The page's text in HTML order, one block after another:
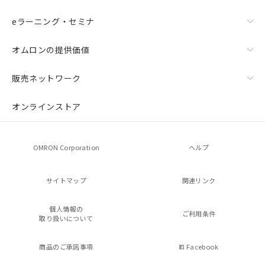
eラーニング・セミナ
オムロンの提供価値
販売ネットワーク
オンラインストア
OMRON Corporation ヘルプ
サイトマップ 関連リンク
個人情報の
取り扱いについて
ご利用条件
商品のご承諾事項 Facebook